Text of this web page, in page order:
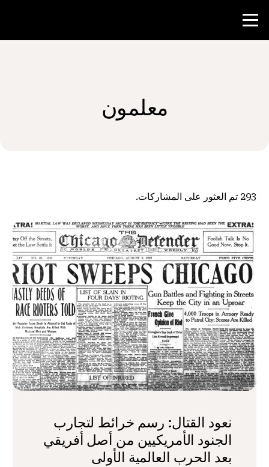
موارد المعلم
شارك
معلمون
293 تم العثور على المشاركات.
نعود القتال: رسم خرائط لتجارب
الجنود الأمريكيين من أصل أفريقي
بعد الحرب العالمية الأولى